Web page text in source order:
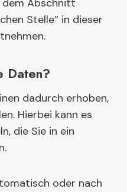
dem Abschnitt
Stelle“ in dieser
Daten?
dadurch erhoben,
Hierbei kann es
die Sie in ein
oder nach